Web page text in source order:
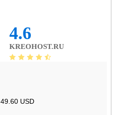
4.6
KREOHOST.RU
49.60 USD